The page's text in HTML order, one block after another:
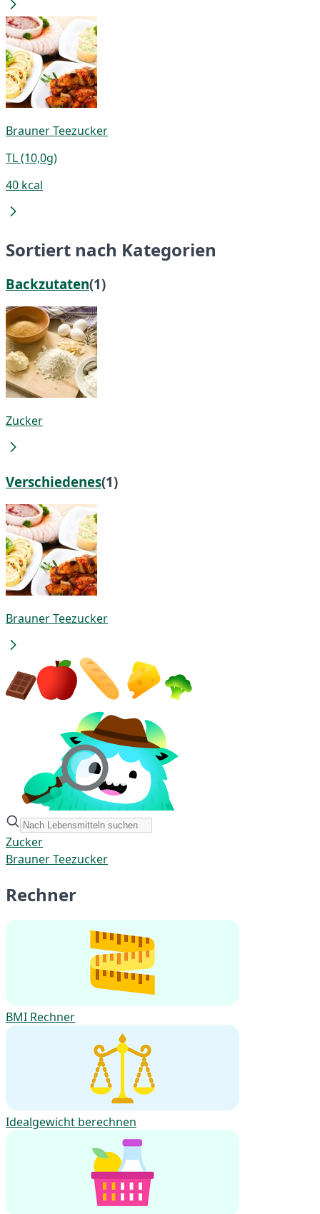
Brauner Teezucker
TL (10,0g)
40 kcal
Sortiert nach Kategorien
Backzutaten(1)
Zucker
Verschiedenes(1)
Brauner Teezucker
Zucker
Brauner Teezucker
Rechner
BMI Rechner
Idealgewicht berechnen